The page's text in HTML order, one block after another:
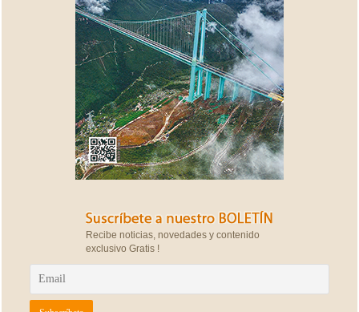
Recibe noticias, novedades y contenido
exclusivo Gratis !